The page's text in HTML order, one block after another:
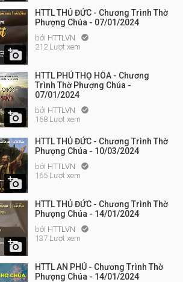

HTTL THỦ ĐỨC - Chương Trình Thờ
Phượng Chúa - 07/01/2024
bởi HTTLVN 
212 Lượt xem

HTTL PHÚ THỌ HÒA - Chương
Trình Thờ Phượng Chúa -
07/01/2024
bởi HTTLVN 
168 Lượt xem

HTTL THỦ ĐỨC - Chương Trình Thờ
Phượng Chúa - 10/03/2024
bởi HTTLVN 
165 Lượt xem

HTTL THỦ ĐỨC - Chương Trình Thờ
Phượng Chúa - 14/01/2024
bởi HTTLVN 
137 Lượt xem
HTTL AN PHÚ - Chương Trình Thờ
Phượng Chúa - 14/01/2024